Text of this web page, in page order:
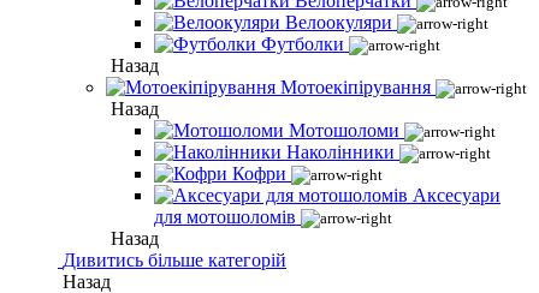
Велоокуляри
Футболки
Назад
Мотоекіпірування
Назад
Мотошоломи
Наколінники
Кофри
Аксесуари
для мотошоломів
Назад
Дивитись більше категорій
Назад